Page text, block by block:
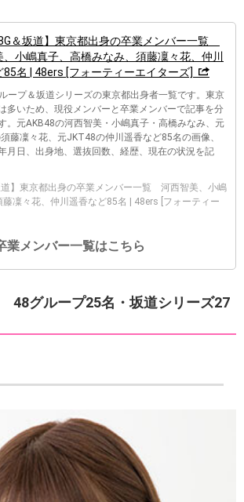
＆坂道】東京都出身の卒業メンバー一覧
、小嶋真子、高橋みなみ、須藤凜々花、仲川
85名 | 48ers [フォーティーエイターズ]
ープ＆坂道シリーズの東京都出身者一覧です。東京
多いため、現役メンバーと卒業メンバーで記事を分
。元AKB48の河西智美・小嶋真子・高橋みなみ、元
藤凜々花、元JKT48の仲川遥香など85名の画像、
月日、出身地、選抜回数、経歴、現在の状況を記
道】東京都出身の卒業メンバー一覧 河西智美、小嶋
凜々花、仲川遥香など85名 | 48ers [フォーティー
業メンバー一覧はこちら
グループ25名・坂道シリーズ27